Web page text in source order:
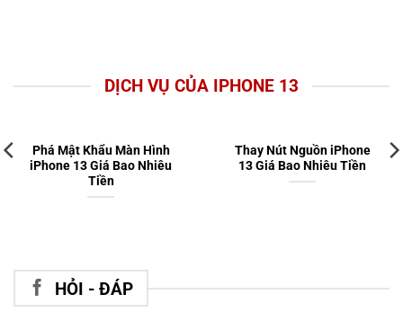
DỊCH VỤ CỦA IPHONE 13
Phá Mật Khẩu Màn Hình
iPhone 13 Giá Bao Nhiêu
Tiền
Thay Nút Nguồn iPhone
13 Giá Bao Nhiêu Tiền
HỎI - ĐÁP